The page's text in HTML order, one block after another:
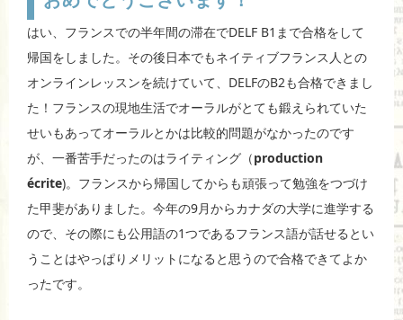
はい、フランスでの半年間の滞在でDELF B1まで合格をして
帰国をしました。その後日本でもネイティブフランス人との
オンラインレッスンを続けていて、DELFのB2も合格できまし
た！フランスの現地生活でオーラルがとても鍛えられていた
せいもあってオーラルとかは比較的問題がなかったのです
が、一番苦手だったのはライティング（production
écrite)。フランスから帰国してからも頑張って勉強をつづけ
た甲斐がありました。今年の9月からカナダの大学に進学する
ので、その際にも公用語の1つであるフランス語が話せるとい
うことはやっぱりメリットになると思うので合格できてよか
ったです。